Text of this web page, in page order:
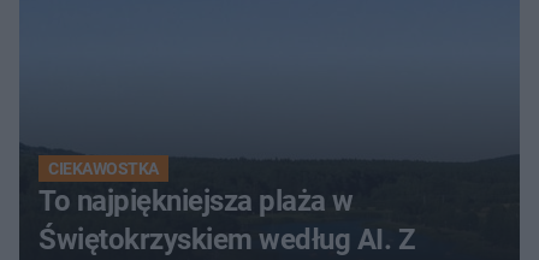
CIEKAWOSTKA
To najpiękniejsza plaża w
Świętokrzyskiem według AI. Z